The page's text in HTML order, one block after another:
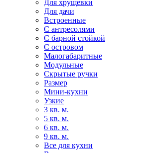
Для хрущевки
Для дачи
Встроенные
С антресолями
С барной стойкой
С островом
Малогабаритные
Модульные
Скрытые ручки
Размер
Мини-кухни
Узкие
3 кв. м.
5 кв. м.
6 кв. м.
9 кв. м.
Все для кухни